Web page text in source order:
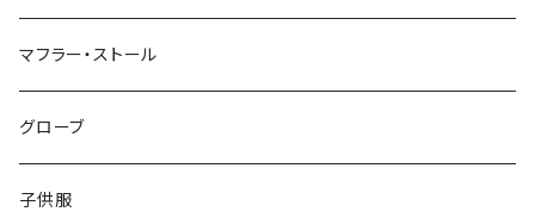
50/XL～
48/L
50/XL～
46/M
48/L
50/XL～
～44/S
46/M
48/L
マフラー・ストール
グローブ
子供服